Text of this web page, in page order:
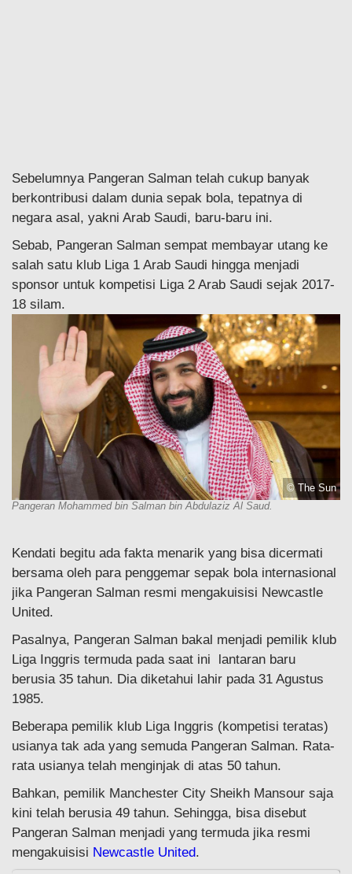
Sebelumnya Pangeran Salman telah cukup banyak
berkontribusi dalam dunia sepak bola, tepatnya di
negara asal, yakni Arab Saudi, baru-baru ini.
Sebab, Pangeran Salman sempat membayar utang ke
salah satu klub Liga 1 Arab Saudi hingga menjadi
sponsor untuk kompetisi Liga 2 Arab Saudi sejak 2017-
18 silam.
© The Sun
Pangeran Mohammed bin Salman bin Abdulaziz Al Saud.
Kendati begitu ada fakta menarik yang bisa dicermati
bersama oleh para penggemar sepak bola internasional
jika Pangeran Salman resmi mengakuisisi Newcastle
United.
Pasalnya, Pangeran Salman bakal menjadi pemilik klub
Liga Inggris termuda pada saat ini lantaran baru
berusia 35 tahun. Dia diketahui lahir pada 31 Agustus
1985.
Beberapa pemilik klub Liga Inggris (kompetisi teratas)
usianya tak ada yang semuda Pangeran Salman. Rata-
rata usianya telah menginjak di atas 50 tahun.
Bahkan, pemilik Manchester City Sheikh Mansour saja
kini telah berusia 49 tahun. Sehingga, bisa disebut
Pangeran Salman menjadi yang termuda jika resmi
mengakuisisi Newcastle United.